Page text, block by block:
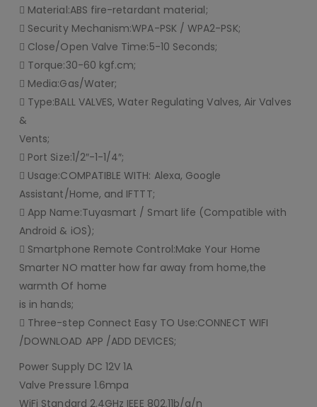
 Material:ABS fire-retardant material;
 Security Mechanism:WPA-PSK / WPA2-PSK;
 Close/Open Valve Time:5-10 Seconds;
 Torque:30-60 kgf.cm;
 Media:Gas/Water;
 Type:BALL VALVES, Water Regulating Valves, Air Valves
&
Vents;
 Port Size:1/2″-1-1/4″;
 Usage:COMPATIBLE WITH: Alexa, Google
Assistant/Home, and IFTTT;
 App Name:Tuyasmart / Smart life (Compatible with
Android & iOS);
 Smartphone Remote Control:Make Your Home
Smarter NO matter how far away from home,the
warmth Of home
is in hands;
 Three-step Connect Easy TO Use:CONNECT WIFI
/DOWNLOAD APP /ADD DEVICES;
Power Supply DC 12V 1A
Valve Pressure 1.6mpa
WiFi Standard 2.4GHz IEEE 802.11b/g/n